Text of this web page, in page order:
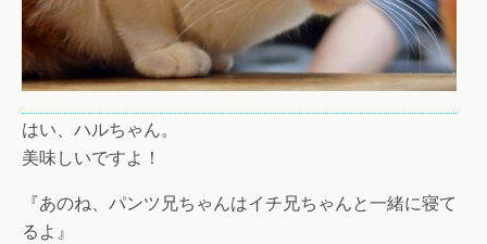
はい、ハルちゃん。
美味しいですよ！
『あのね、パンツ兄ちゃんはイチ兄ちゃんと一緒に寝て
るよ』